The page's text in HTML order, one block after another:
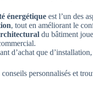
énergétique est l’un des
, tout en améliorant le
du bâtiment
d’achat que
personnalisés et